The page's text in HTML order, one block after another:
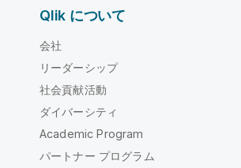
Qlik について
会社
リーダーシップ
社会貢献活動
ダイバーシティ
Academic Program
パートナー プログラム